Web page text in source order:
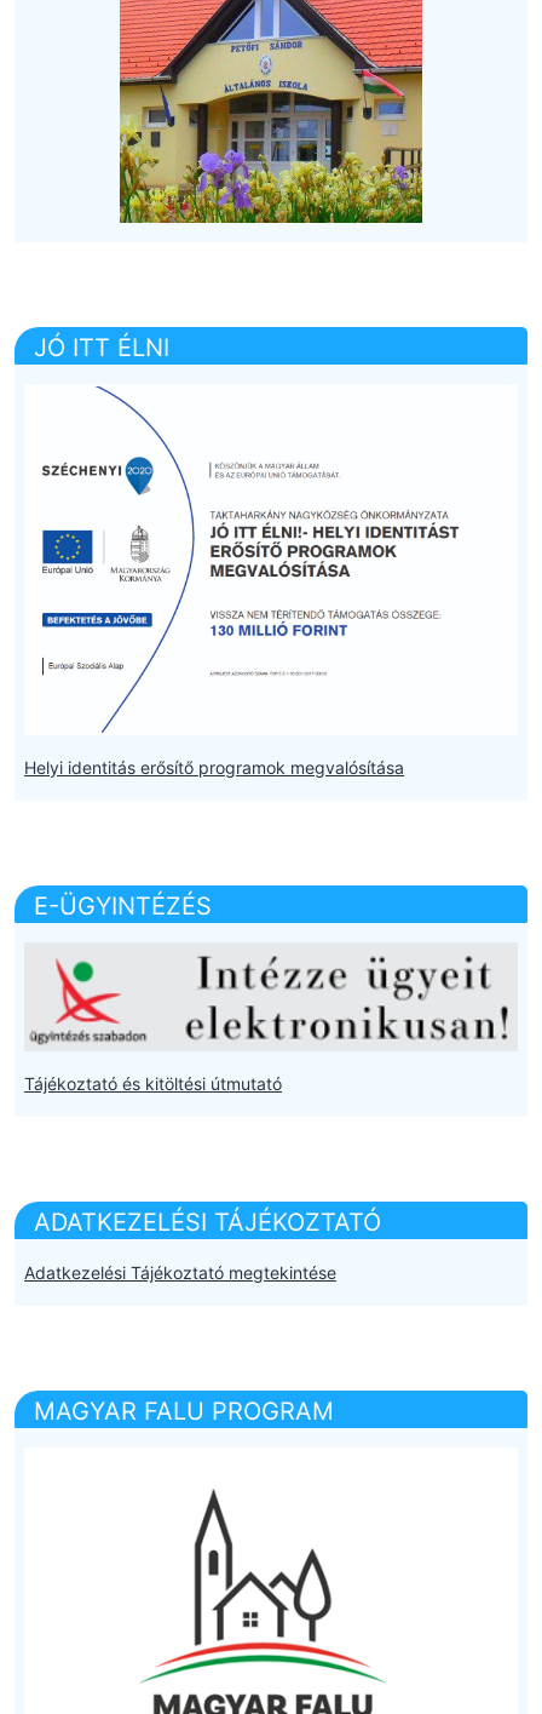
JÓ ITT ÉLNI
Helyi identitás erősítő programok megvalósítása
E-ÜGYINTÉZÉS
Tájékoztató és kitöltési útmutató
ADATKEZELÉSI TÁJÉKOZTATÓ
Adatkezelési Tájékoztató megtekintése
MAGYAR FALU PROGRAM